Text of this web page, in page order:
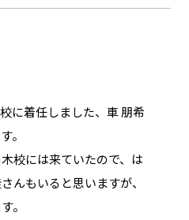
に着任しました、車 朋希
。
校には来ていたので、は
んもいると思いますが、
。